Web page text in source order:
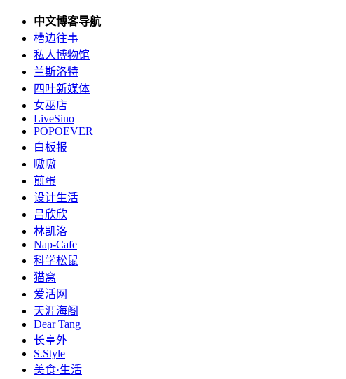
中文博客导航
槽边往事
私人博物馆
兰斯洛特
四叶新媒体
女巫店
LiveSino
POPOEVER
白板报
嗷嗷
煎蛋
设计生活
吕欣欣
林凯洛
Nap-Cafe
科学松鼠
猫窝
爱活网
天涯海阁
Dear Tang
长亭外
S.Style
美食·生活